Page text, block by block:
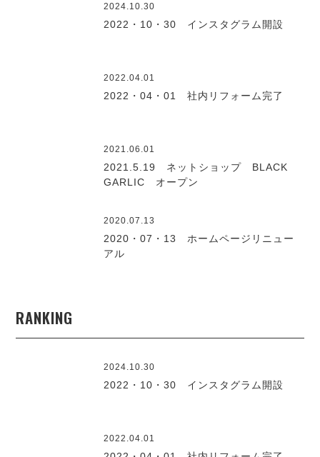
2024.10.30
2022・10・30 インスタグラム開設
2022.04.01
2022・04・01 社内リフォーム完了
2021.06.01
2021.5.19 ネットショップ BLACK
GARLIC オープン
2020.07.13
2020・07・13 ホームページリニュー
アル
RANKING
2024.10.30
2022・10・30 インスタグラム開設
2022.04.01